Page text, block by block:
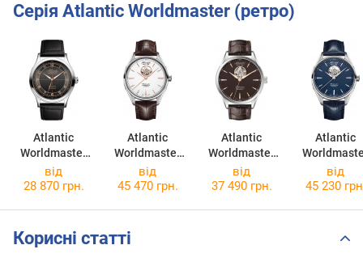
Серія Atlantic Worldmaster (ретро)
Atlantic
Worldmaster
Incabloc
Automatic
Atlantic
Worldmaster
Open Heart
Limited Edition
Atlantic
Worldmaster
Open Heart
Limited Edition
Atlantic
Open
Limited
від
28 870 грн.
від
45 470 грн.
від
37 490 грн.
від
45 230
Корисні статті